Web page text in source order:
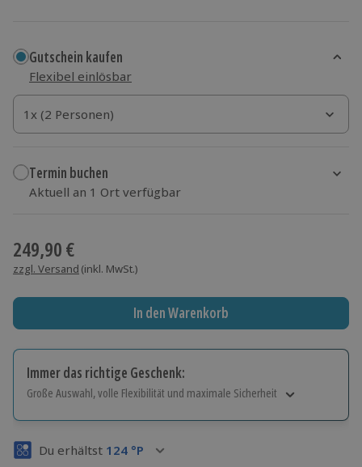
Gutschein kaufen
Flexibel einlösbar
1x (2 Personen)
1x (2 Personen)
1x (2 Personen)
Termin buchen
Aktuell an 1 Ort verfügbar
249,90 €
zzgl. Versand (inkl. MwSt.)
In den Warenkorb
Immer das richtige Geschenk:
Große Auswahl, volle Flexibilität und maximale Sicherheit
Volle Flexibilität
Du erhältst 124 °P